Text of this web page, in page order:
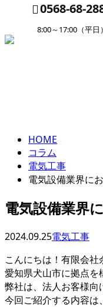
0568-68-
8:00～17:00（平日）
HOME
コラム
電気工事
電気設備業界に
電気設備業界
2024.09.25電気工事
こんにちは！有限会社
愛知県犬山市に拠点を
弊社は、法人お客様向
今回ご紹介する内容は